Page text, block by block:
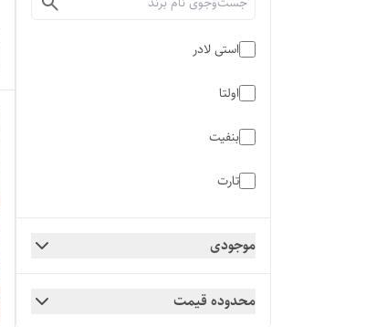
استی لادر
اولتا
بنفیت
تارت
شیسیدو
موجودی
محدوده قیمت